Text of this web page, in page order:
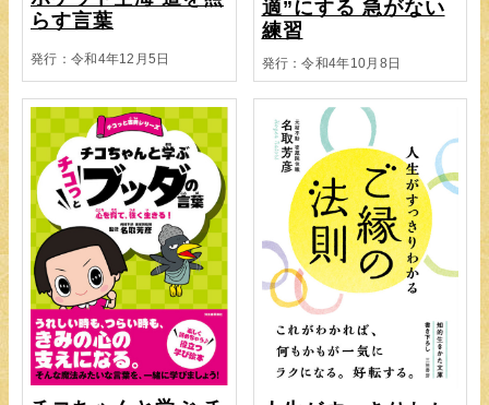
らす言葉
発行：令和4年12月5日
適”にする 急がない
練習
発行：令和4年10月8日